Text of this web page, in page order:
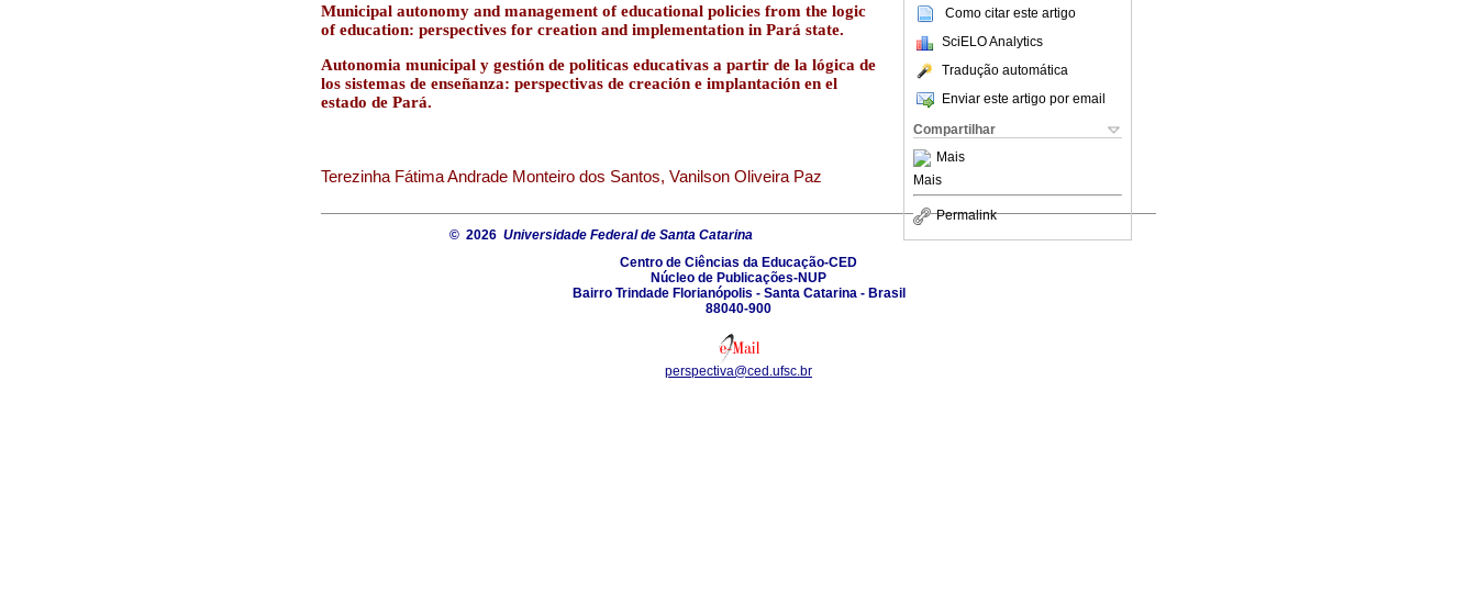
Como citar este artigo
SciELO Analytics
Tradução automática
Enviar este artigo por email
Compartilhar
Mais
Mais
Permalink
Municipal autonomy and management of educational policies from the logic
of education: perspectives for creation and implementation in Pará state.
Autonomia municipal y gestión de politicas educativas a partir de la lógica de
los sistemas de enseñanza: perspectivas de creación e implantación en el
estado de Pará.
Terezinha Fátima Andrade Monteiro dos Santos, Vanilson Oliveira Paz
© 2026 Universidade Federal de Santa Catarina
Centro de Ciências da Educação-CED
Núcleo de Publicações-NUP
Bairro Trindade Florianópolis - Santa Catarina - Brasil
88040-900
perspectiva@ced.ufsc.br